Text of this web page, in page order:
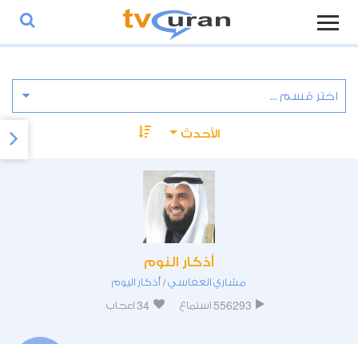
الأحدث
أذكار النوم
مشاري العفاسي/ أذكار اليوم
556293 استماع 34 اعجاب